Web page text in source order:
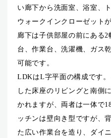
い廊下から洗面室、浴室、
ウォークインクローゼット
廊下は子供部屋の前にある
台、作業台、洗濯機、ガス
可能です。
LDKはL字平面の構成です
した床座のリビングと南側
かれますが、両者は一体で
ッチンは壁向き型ですが、
た広い作業台を造り、ダイ